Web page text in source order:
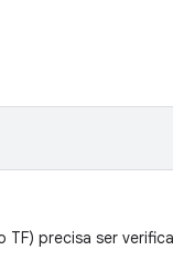
precisa ser